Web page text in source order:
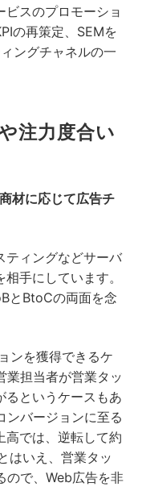
スのプロモーショ
の再策定、SEMを
ングチャネルの一
注力度合い
材に応じて広告チ
ティングなどサーバ
手にしています。
とBtoCの両面を念
ンを獲得できるケ
業担当者が営業タッ
るというケースもあ
ンバージョンに至る
高では、逆転して約
はいえ、営業タッ
ので、Web広告を非